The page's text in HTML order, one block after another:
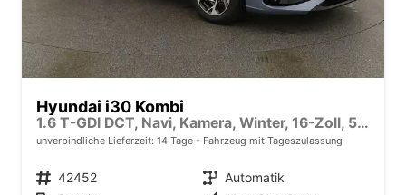
Hyundai i30 Kombi
1.6 T-GDI DCT, Navi, Kamera, Winter, 16-Zoll, 5 J.-Garantie
unverbindliche Lieferzeit: 14 Tage Fahrzeug mit Tageszulassung
Fahrzeugnr. 42452 Getriebe Automatik